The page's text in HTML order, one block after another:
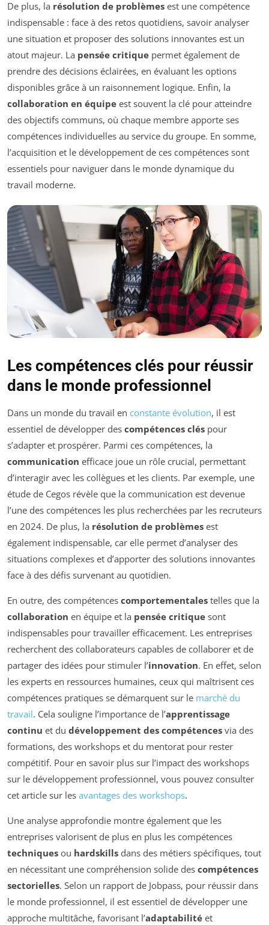
De plus, la résolution de problèmes est une compétence
indispensable : face à des retos quotidiens, savoir analyser
une situation et proposer des solutions innovantes est un
atout majeur. La pensée critique permet également de
prendre des décisions éclairées, en évaluant les options
disponibles grâce à un raisonnement logique. Enfin, la
collaboration en équipe est souvent la clé pour atteindre
des objectifs communs, où chaque membre apporte ses
compétences individuelles au service du groupe. En somme,
l’acquisition et le développement de ces compétences sont
essentiels pour naviguer dans le monde dynamique du
travail moderne.
Les compétences clés pour réussir
dans le monde professionnel
Dans un monde du travail en constante évolution, il est
essentiel de développer des compétences clés pour
s’adapter et prospérer. Parmi ces compétences, la
communication efficace joue un rôle crucial, permettant
d’interagir avec les collègues et les clients. Par exemple, une
étude de Cegos révèle que la communication est devenue
l’une des compétences les plus recherchées par les recruteurs
en 2024. De plus, la résolution de problèmes est
également indispensable, car elle permet d’analyser des
situations complexes et d’apporter des solutions innovantes
face à des défis survenant au quotidien.
En outre, des compétences comportementales telles que la
collaboration en équipe et la pensée critique sont
indispensables pour travailler efficacement. Les entreprises
recherchent des collaborateurs capables de collaborer et de
partager des idées pour stimuler l’innovation. En effet, selon
les experts en ressources humaines, ceux qui maîtrisent ces
compétences pratiques se démarquent sur le marché du
travail. Cela souligne l’importance de l’apprentissage
continu et du développement des compétences via des
formations, des workshops et du mentorat pour rester
compétitif. Pour en savoir plus sur l’impact des workshops
sur le développement professionnel, vous pouvez consulter
cet article sur les avantages des workshops.
Une analyse approfondie montre également que les
entreprises valorisent de plus en plus les compétences
techniques ou hardskills dans des métiers spécifiques, tout
en nécessitant une compréhension solide des compétences
sectorielles. Selon un rapport de Jobpass, pour réussir dans
le monde professionnel, il est essentiel de développer une
approche multitâche, favorisant l’adaptabilité et